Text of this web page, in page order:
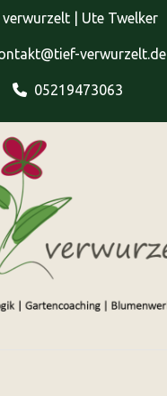
| Ute Twelker
verwurzelt.de
05219473063